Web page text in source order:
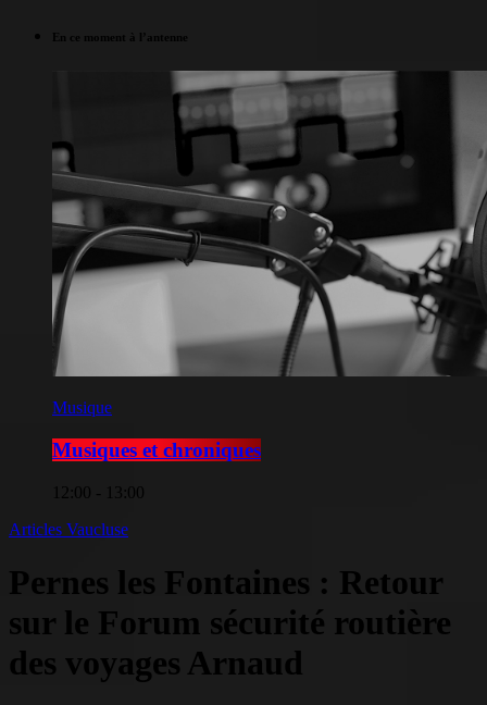
En ce moment à l’antenne
Musique
Musiques et chroniques
12:00 - 13:00
Articles Vaucluse
Pernes les Fontaines : Retour
sur le Forum sécurité routière
des voyages Arnaud